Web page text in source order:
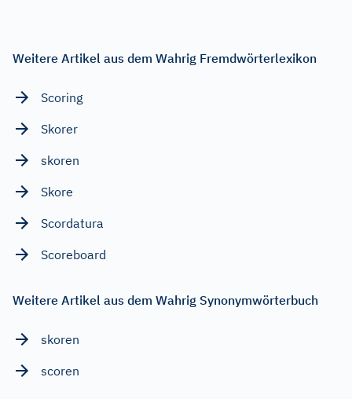
Weitere Artikel aus dem Wahrig Fremdwörterlexikon
Scoring
Skorer
skoren
Skore
Scordatura
Scoreboard
Weitere Artikel aus dem Wahrig Synonymwörterbuch
skoren
scoren